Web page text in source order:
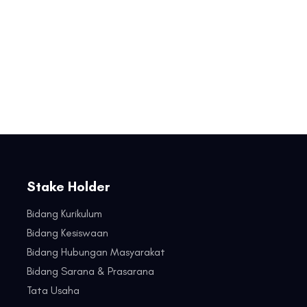
Stake Holder
Bidang Kurikulum
Bidang Kesiswaan
Bidang Hubungan Masyarakat
Bidang Sarana & Prasarana
Tata Usaha